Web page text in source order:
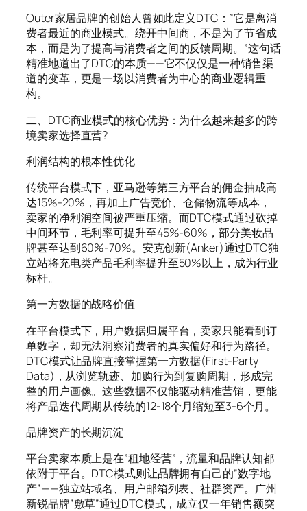
Outer家居品牌的创始人曾如此定义DTC：”它是离消
费者最近的商业模式。绕开中间商，不是为了节省成
本，而是为了提高与消费者之间的反馈周期。”这句话
精准地道出了DTC的本质——它不仅仅是一种销售渠
道的变革，更是一场以消费者为中心的商业逻辑重
构。
二、DTC商业模式的核心优势：为什么越来越多的跨
境卖家选择直营?
利润结构的根本性优化
传统平台模式下，亚马逊等第三方平台的佣金抽成高
达15%-20%，再加上广告竞价、仓储物流等成本，
卖家的净利润空间被严重压缩。而DTC模式通过砍掉
中间环节，毛利率可提升至45%-60%，部分美妆品
牌甚至达到60%-70%。安克创新(Anker)通过DTC独
立站将充电类产品毛利率提升至50%以上，成为行业
标杆。
第一方数据的战略价值
在平台模式下，用户数据归属平台，卖家只能看到订
单数字，却无法洞察消费者的真实偏好和行为路径。
DTC模式让品牌直接掌握第一方数据(First-Party
Data)，从浏览轨迹、加购行为到复购周期，形成完
整的用户画像。这些数据不仅能驱动精准营销，更能
将产品迭代周期从传统的12-18个月缩短至3-6个月。
品牌资产的长期沉淀
平台卖家本质上是在”租地经营”，流量和品牌认知都
依附于平台。DTC模式则让品牌拥有自己的”数字地
产”——独立站域名、用户邮箱列表、社群资产。广州
新锐品牌”敷草”通过DTC模式，成立仅一年销售额突